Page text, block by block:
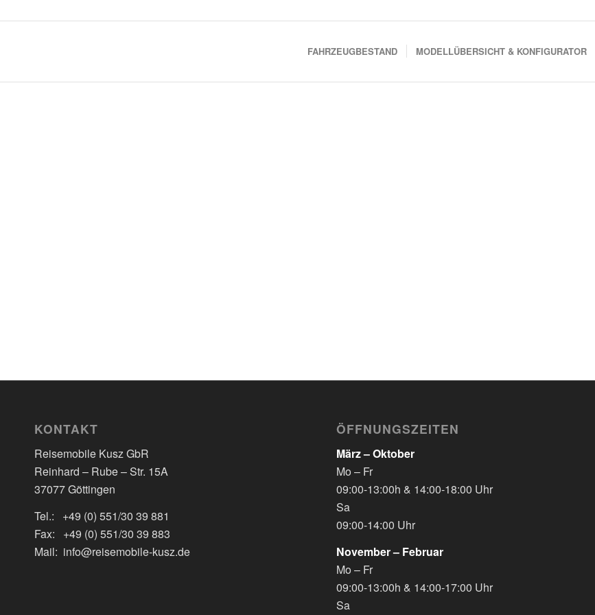
FAHRZEUGBESTAND MODELLÜBERSICHT & KONFIGURATOR
KONTAKT
Reisemobile Kusz GbR
Reinhard – Rube – Str. 15A
37077 Göttingen
Tel.: +49 (0) 551/30 39 881
Fax: +49 (0) 551/30 39 883
Mail: info@reisemobile-kusz.de
ÖFFNUNGSZEITEN
März – Oktober
Mo – Fr
09:00-13:00h & 14:00-18:00 Uhr
Sa
09:00-14:00 Uhr
November – Februar
Mo – Fr
09:00-13:00h & 14:00-17:00 Uhr
Sa